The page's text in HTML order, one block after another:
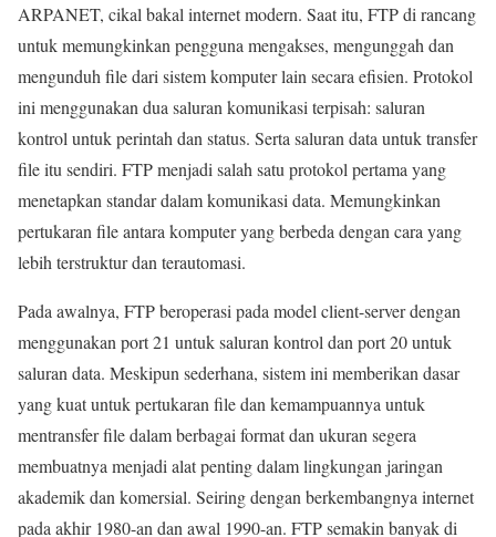
ARPANET, cikal bakal internet modern. Saat itu, FTP di rancang
untuk memungkinkan pengguna mengakses, mengunggah dan
mengunduh file dari sistem komputer lain secara efisien. Protokol
ini menggunakan dua saluran komunikasi terpisah: saluran
kontrol untuk perintah dan status. Serta saluran data untuk transfer
file itu sendiri. FTP menjadi salah satu protokol pertama yang
menetapkan standar dalam komunikasi data. Memungkinkan
pertukaran file antara komputer yang berbeda dengan cara yang
lebih terstruktur dan terautomasi.
Pada awalnya, FTP beroperasi pada model client-server dengan
menggunakan port 21 untuk saluran kontrol dan port 20 untuk
saluran data. Meskipun sederhana, sistem ini memberikan dasar
yang kuat untuk pertukaran file dan kemampuannya untuk
mentransfer file dalam berbagai format dan ukuran segera
membuatnya menjadi alat penting dalam lingkungan jaringan
akademik dan komersial. Seiring dengan berkembangnya internet
pada akhir 1980-an dan awal 1990-an. FTP semakin banyak di